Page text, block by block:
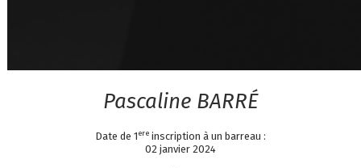
Pascaline BARRÉ
Date de 1ere inscription à un barreau :
02 janvier 2024